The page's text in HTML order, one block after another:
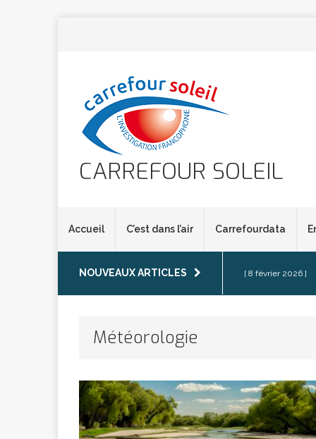
CARREFOUR SOLEIL
Accueil C’est dans l’air Carrefourdata
NOUVEAUX ARTICLES [ 8 février 2026 ]
marchande
Météorologie